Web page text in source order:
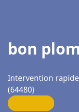
bon
Intervention
(64480)